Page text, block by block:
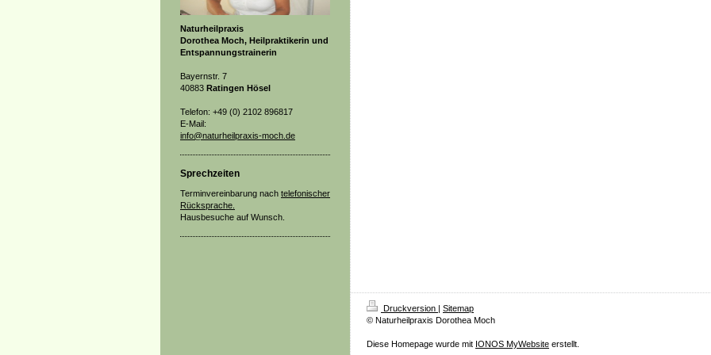
Naturheilpraxis
Dorothea Moch, Heilpraktikerin und
Entspannungstrainerin
Bayernstr. 7
40883 Ratingen Hösel
Telefon: +49 (0) 2102 896817
E-Mail:
info@naturheilpraxis-moch.de
Sprechzeiten
Terminvereinbarung nach telefonischer
Rücksprache.
Hausbesuche auf Wunsch.
Druckversion | Sitemap
© Naturheilpraxis Dorothea Moch
Diese Homepage wurde mit IONOS MyWebsite erstellt.